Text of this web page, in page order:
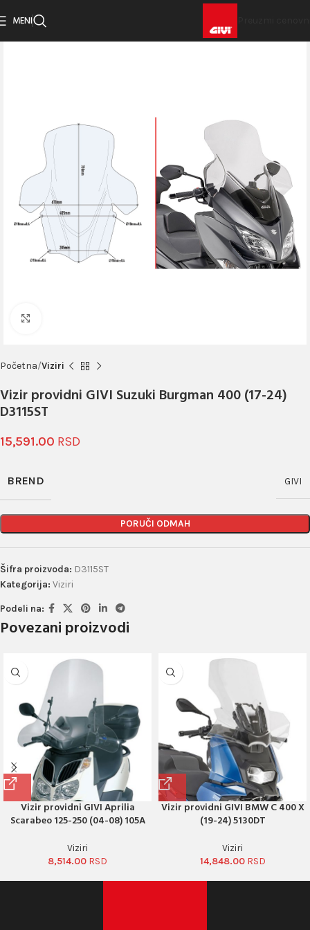
MENI
Početna Viziri
Vizir providni GIVI Suzuki Burgman 400 (17-24)
D3115ST
15,591.00
BREND GIVI
PORUČI ODMAH
Šifra proizvoda: D3115ST
Kategorija: Viziri
Podeli na:
Povezani proizvodi
Vizir providni GIVI Aprilia
Scarabeo 125-250 (04-08) 105A
Viziri
8,514.00
Vizir providni GIVI BMW C 400 X
(19-24) 5130DT
Viziri
14,848.00